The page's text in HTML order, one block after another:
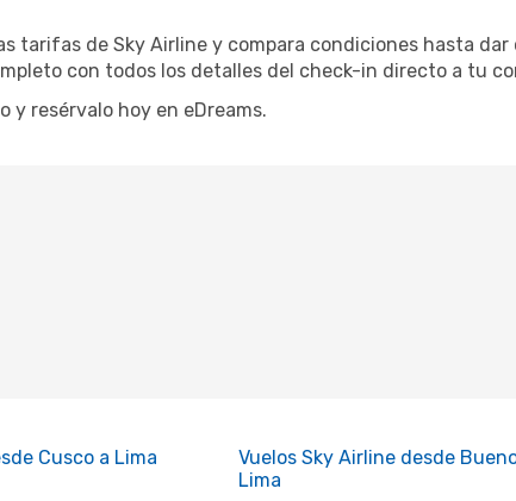
tarifas de Sky Airline y compara condiciones hasta dar
con todos los detalles del check-in directo a tu
y resérvalo hoy en eDreams.
Cusco a Lima
Vuelos Sky Airline desde
Lima